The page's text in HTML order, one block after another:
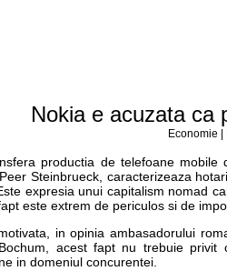
Nokia e acuzata ca
Economie
productia de telefoane
Steinbrueck, caracterizeaza
expresia unui capitalism nomad
este extrem de periculos si de
in opinia ambasadorului
acest fapt nu trebuie
in domeniul concurentei.